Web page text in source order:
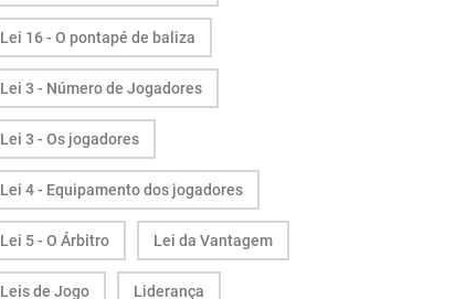
Lei 16 - O pontapé de baliza
Lei 3 - Número de Jogadores
Lei 3 - Os jogadores
Lei 4 - Equipamento dos jogadores
Lei 5 - O Árbitro Lei da Vantagem
Leis de Jogo Liderança